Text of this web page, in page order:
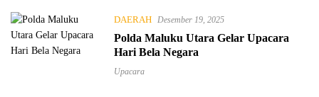
DAERAH Desember 19, 2025
Polda Maluku Utara Gelar Upacara
Hari Bela Negara
Upacara